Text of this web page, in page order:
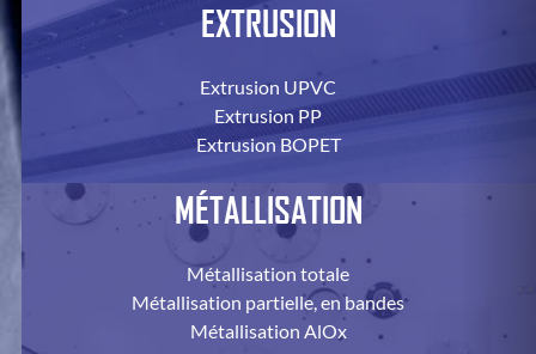
EXTRUSION
Extrusion UPVC
Extrusion PP
Extrusion BOPET
MÉTALLISATION
Métallisation totale
Métallisation partielle, en bandes
Métallisation AlOx